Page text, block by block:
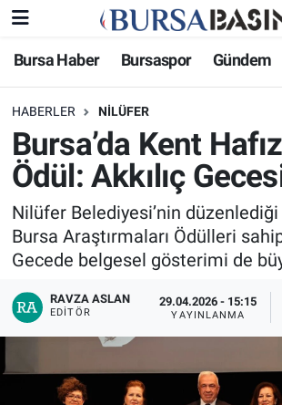
Bursa Haber Bursaspor Gündem
HABERLER NILÜFER
Bursa’da Kent
Ödül: Akkılıç
Nilüfer Belediyesi’nin düzenlediği
Bursa Araştırmaları Ödülleri
Gecede belgesel gösterimi de
RAVZA ASLAN
EDITÖR
29.04.2026 - 15:15
YAYINLANMA
Bursa Haber
Genel
Politika
Bilim, Teknoloji
KÜLTÜR-SANAT
Yerel
Bursaspor
Gündem
Bursa Nöbetçi Eczaneler
Bursa Hava Durumu
Bursa Namaz Vakitleri
Bursa Trafik Yoğunluk Haritası
Süper Lig Puan Durumu ve
Tüm Manşetler
Son Dakika Haberleri
Haber Arşivi